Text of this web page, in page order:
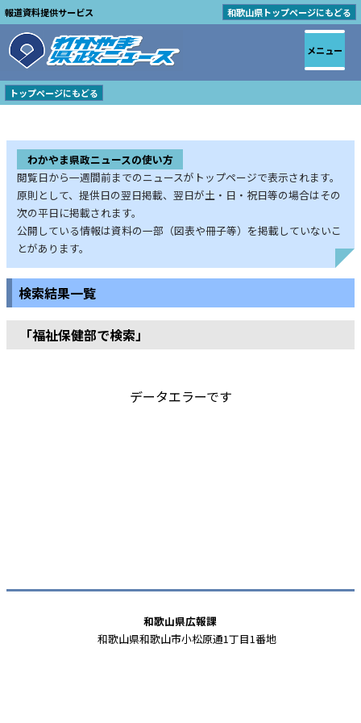
報道資料提供サービス 和歌山県トップページにもどる
トップページにもどる
わかやま県政ニュースの使い方
閲覧日から一週間前までのニュースがトップページで表示されます。
原則として、提供日の翌日掲載、翌日が土・日・祝日等の場合はその
次の平日に掲載されます。
公開している情報は資料の一部（図表や冊子等）を掲載していないこ
とがあります。
検索結果一覧
「福祉保健部で検索」
データエラーです
メニュー
和歌山県広報課
和歌山県和歌山市小松原通1丁目1番地